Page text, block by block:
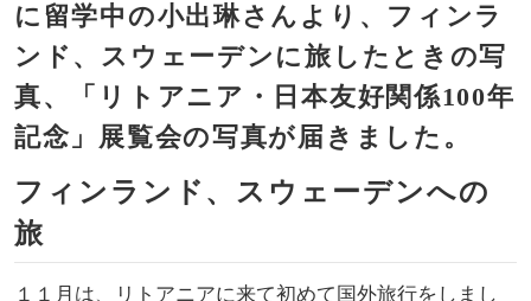
に留学中の小出琳さんより、フィンラ
ンド、スウェーデンに旅したときの写
真、「リトアニア・日本友好関係100年
記念」展覧会の写真が届きました。
フィンランド、スウェーデンへの
旅
１１月は、リトアニアに来て初めて国外旅行をしまし